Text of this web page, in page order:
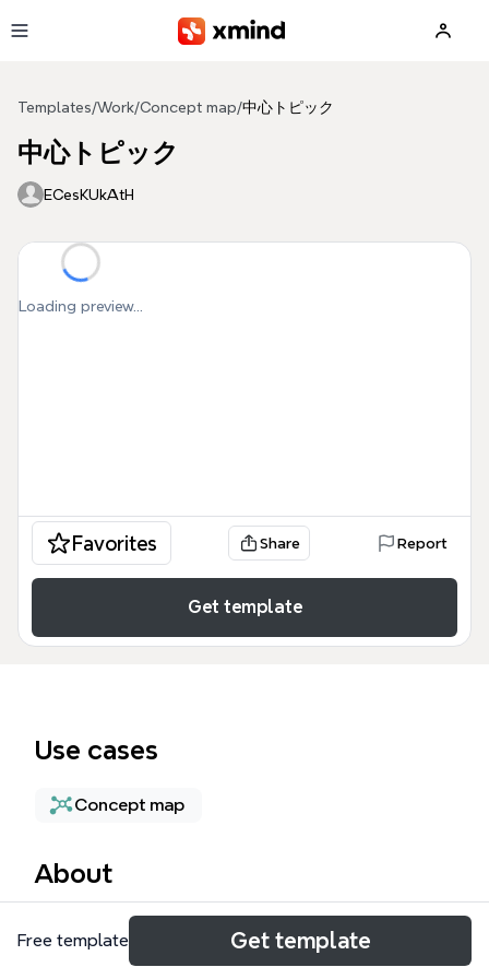
Templates/Work/Concept map/中心トピック
中心トピック
ECesKUkAtH
Loading preview...
Favorites Share Report
Get template
Use cases
Concept map
About
中心トピック mind map は、あらゆるプロジェクトや
アイデア出しの出発点となる、最もシンプルで強力な
Free template Get template